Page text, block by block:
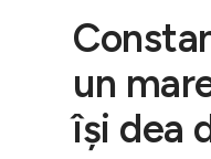
un
își dea